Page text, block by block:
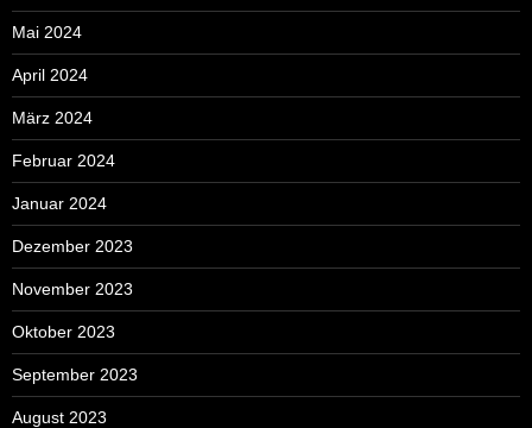
Mai 2024
April 2024
März 2024
Februar 2024
Januar 2024
Dezember 2023
November 2023
Oktober 2023
September 2023
August 2023